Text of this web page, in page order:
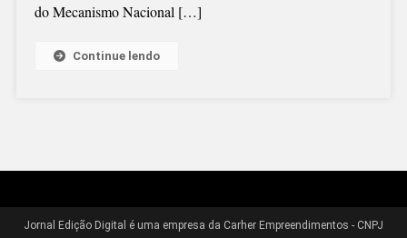
do Mecanismo Nacional […]
Continue lendo
Jornal Edição Digital é uma empresa da Carher Empreendimentos - CNPJ